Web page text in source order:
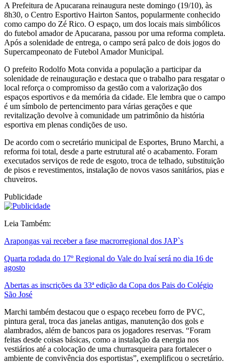
A Prefeitura de Apucarana reinaugura neste domingo (19/10), às
8h30, o Centro Esportivo Hairton Santos, popularmente conhecido
como campo do Zé Rico. O espaço, um dos locais mais simbólicos
do futebol amador de Apucarana, passou por uma reforma completa.
Após a solenidade de entrega, o campo será palco de dois jogos do
Supercampeonato de Futebol Amador Municipal.
O prefeito Rodolfo Mota convida a população a participar da
solenidade de reinauguração e destaca que o trabalho para resgatar o
local reforça o compromisso da gestão com a valorização dos
espaços esportivos e da memória da cidade. Ele lembra que o campo
é um símbolo de pertencimento para várias gerações e que
revitalização devolve à comunidade um patrimônio da história
esportiva em plenas condições de uso.
De acordo com o secretário municipal de Esportes, Bruno Marchi, a
reforma foi total, desde a parte estrutural até o acabamento. Foram
executados serviços de rede de esgoto, troca de telhado, substituição
de pisos e revestimentos, instalação de novos vasos sanitários, pias e
chuveiros.
Publicidade
Leia Também:
Arapongas vai receber a fase macrorregional dos JAP`s
Quarta rodada do 17º Regional do Vale do Ivaí será no dia 16 de
agosto
Abertas as inscrições da 33ª edição da Copa dos Pais do Colégio
São José
Marchi também destacou que o espaço recebeu forro de PVC,
pintura geral, troca das janelas antigas, manutenção dos gols e
alambrados, além de bancos para os jogadores reservas. “Foram
feitas desde coisas básicas, como a instalação da energia nos
vestiários até a colocação de uma churrasqueira para fortalecer o
ambiente de convivência dos esportistas”, exemplificou o secretário.